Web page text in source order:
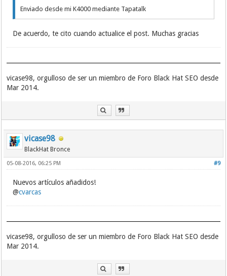
Enviado desde mi K4000 mediante Tapatalk
De acuerdo, te cito cuando actualice el post. Muchas gracias
vicase98, orgulloso de ser un miembro de Foro Black Hat SEO desde
Mar 2014.
vicase98
BlackHat Bronce
#9
05-08-2016, 06:25 PM
Nuevos artículos añadidos!
@cvarcas
vicase98, orgulloso de ser un miembro de Foro Black Hat SEO desde
Mar 2014.